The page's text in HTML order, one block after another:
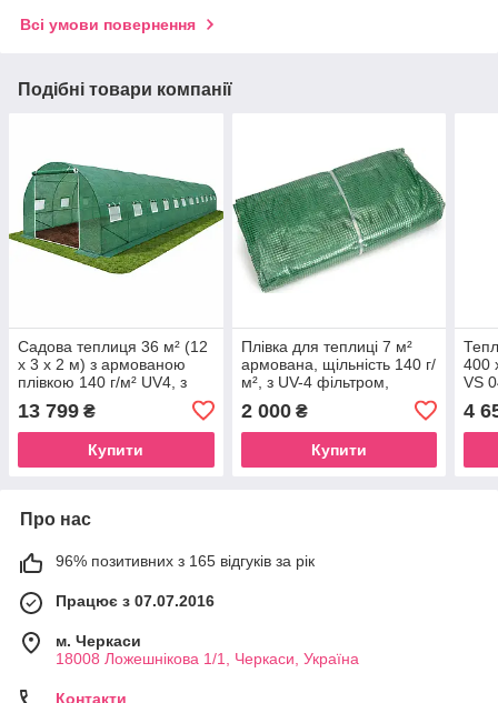
Всі умови повернення
Подібні товари компанії
Садова теплиця 36 м² (12
х 3 х 2 м) з армованою
плівкою 140 г/м² UV4, з
Зелена (Польща)
13 799 ₴
Купити
Плівка для теплиці 7 м²
армована, щільність 140 г/
м², з UV-4 фільтром,
2 000₴
Купити
400
VS
4
Про нас
96% позитивних з 165 відгуків за рік
Працює з 07.07.2016
м. Черкаси
18008 Ложешнікова 1/1, Черкаси, Україна
Контакти